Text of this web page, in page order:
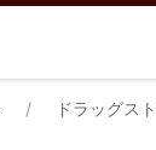
ドラッグス